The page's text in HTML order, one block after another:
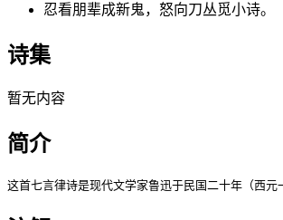
忍看朋辈成新鬼，怒向刀丛觅小诗。
诗集
暂无内容
简介
这首七言律诗是现代文学家鲁迅于民国二十年（西